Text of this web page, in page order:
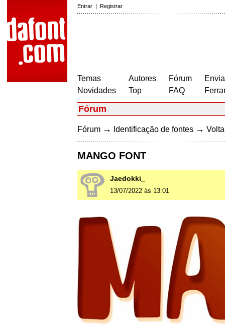
Entrar | Registrar
Temas
Novidades
Autores
Top
Fórum
FAQ
Fórum
Fórum → Identificação de fontes →
MANGO FONT
Jaedokki_
13/07/2022 às 13:01